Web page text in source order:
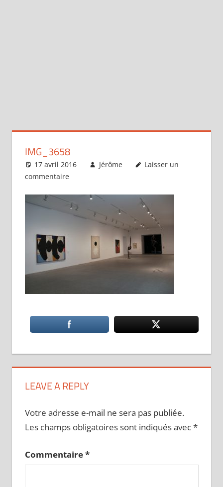
IMG_3658
17 avril 2016 Jérôme
Laisser un
commentaire
LEAVE A REPLY
Votre adresse e-mail ne sera pas publiée.
Les champs obligatoires sont indiqués avec*
Commentaire*